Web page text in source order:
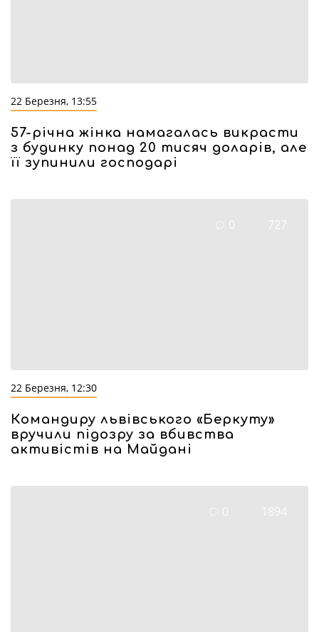
22 Березня, 13:55
57-річна жінка намагалась викрасти
з будинку понад 20 тисяч доларів, але
її зупинили господарі
0 727
22 Березня, 12:30
Командиру львівського «Беркуту»
вручили підозру за вбивства
активістів на Майдані
0 1894